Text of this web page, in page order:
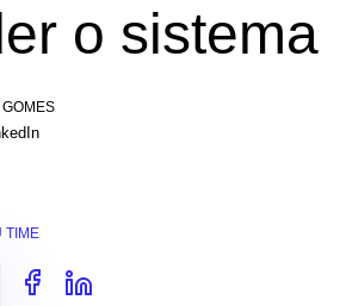
o sistema
TIME